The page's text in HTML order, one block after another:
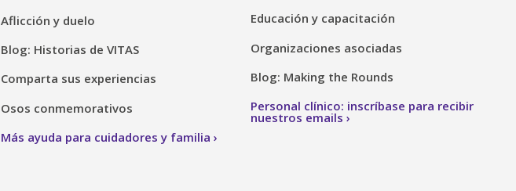
Aflicción y duelo
Blog: Historias de VITAS
Comparta sus experiencias
Osos conmemorativos
Más ayuda para cuidadores y familia
Educación y capacitación
Organizaciones asociadas
Blog: Making the Rounds
Personal clínico: inscríbase para recibir
nuestros emails